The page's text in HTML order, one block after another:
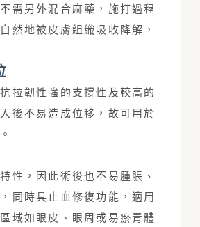
需另外混合麻藥，施打過程
然地被皮膚組織吸收降解，
拉韌性強的支撐性及較高的
後不易造成位移，故可用於
性，因此術後也不易腫脹、
同時具止血修復功能，適用
域如眼皮、眼周或易瘀青體